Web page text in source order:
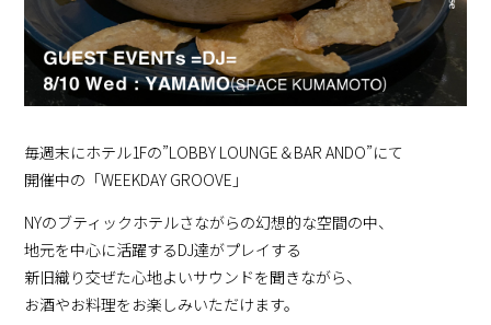
毎週末にホテル1Fの”LOBBY LOUNGE＆BAR ANDO”にて
開催中の「WEEKDAY GROOVE」
NYのブティックホテルさながらの幻想的な空間の中、
地元を中心に活躍するDJ達がプレイする
新旧織り交ぜた心地よいサウンドを聞きながら、
お酒やお料理をお楽しみいただけます。